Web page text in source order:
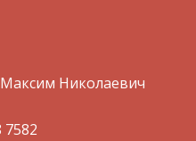
Николаевич
7582